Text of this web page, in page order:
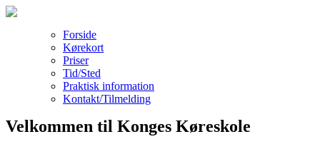
Forside
Kørekort
Priser
Tid/Sted
Praktisk information
Kontakt/Tilmelding
Velkommen til Konges Køreskole